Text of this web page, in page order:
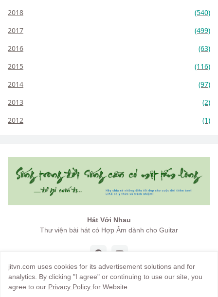
2018
(540)
2017
(499)
2016
(63)
2015
(116)
2014
(97)
2013
(2)
2012
(1)
Hát Với Nhau
Thư viện bài hát có Hợp Âm dành cho Guitar
Copyright by
jitvn.com uses cookies for its advertisement solutions and for
analytics. By clicking "I agree" or continuing to use our site, you
agree to our Privacy Policy for Website.